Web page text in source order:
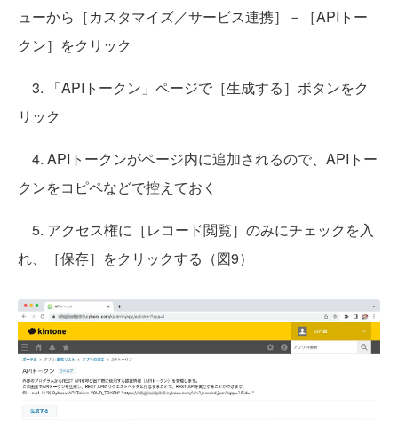
ューから［カスタマイズ／サービス連携］－［APIトー
クン］をクリック
3. 「APIトークン」ページで［生成する］ボタンをク
リック
4. APIトークンがページ内に追加されるので、APIトー
クンをコピペなどで控えておく
5. アクセス権に［レコード閲覧］のみにチェックを入
れ、［保存］をクリックする（図9）